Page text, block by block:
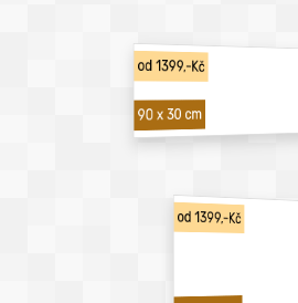
od 1399,-Kč
90 x 30 cm
od 1399,-Kč